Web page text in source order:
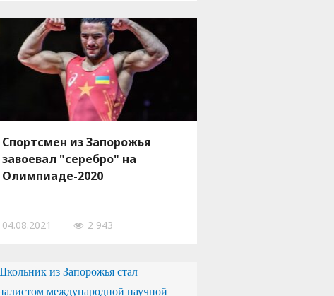
Спортсмен из Запорожья
завоевал "серебро" на
Олимпиаде-2020
04.08.2021 2 943